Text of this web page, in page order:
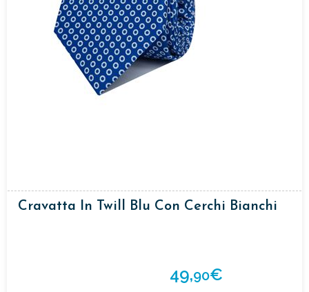
Cravatta In Twill Blu Con Cerchi Bianchi
49,90€